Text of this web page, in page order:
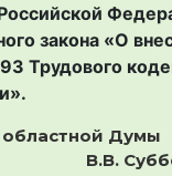
закона «О
Трудового
Думы